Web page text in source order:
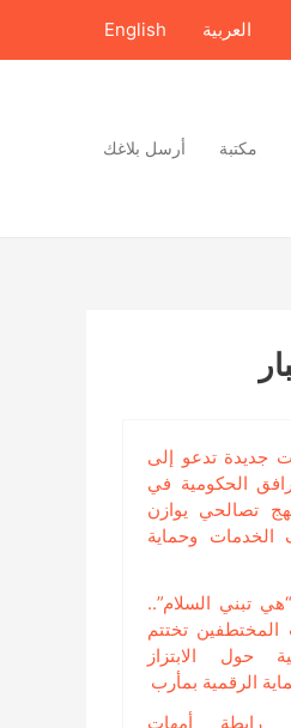
العربية English
مكتبة أرسل بلاغك
جديدة تدعو إلى
الحكومية في
تصالحي يوازن
الخدمات وحماية
تبني السلام”..
المختطفين تختتم
حول الابتزاز
الرقمية بمأرب
رابطة أمهات